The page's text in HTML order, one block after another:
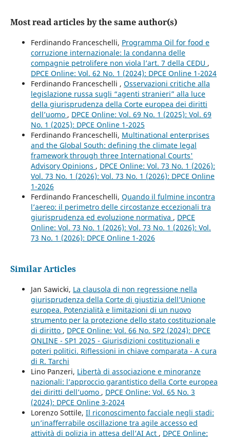
Most read articles by the same author(s)
Ferdinando Franceschelli, Programma Oil for food e
corruzione internazionale: la condanna delle
compagnie petrolifere non viola l’art. 7 della CEDU ,
DPCE Online: Vol. 62 No. 1 (2024): DPCE Online 1-2024
Ferdinando Franceschelli , Osservazioni critiche alla
legislazione russa sugli “agenti stranieri” alla luce
della giurisprudenza della Corte europea dei diritti
dell’uomo , DPCE Online: Vol. 69 No. 1 (2025): Vol. 69
No. 1 (2025): DPCE Online 1-2025
Ferdinando Franceschelli, Multinational enterprises
and the Global South: defining the climate legal
framework through three International Courts'
Advisory Opinions , DPCE Online: Vol. 73 No. 1 (2026):
Vol. 73 No. 1 (2026): Vol. 73 No. 1 (2026): DPCE Online
1-2026
Ferdinando Franceschelli, Quando il fulmine incontra
l’aereo: il perimetro delle circostanze eccezionali tra
giurisprudenza ed evoluzione normativa , DPCE
Online: Vol. 73 No. 1 (2026): Vol. 73 No. 1 (2026): Vol.
73 No. 1 (2026): DPCE Online 1-2026
Similar Articles
Jan Sawicki, La clausola di non regressione nella
giurisprudenza della Corte di giustizia dell’Unione
europea. Potenzialità e limitazioni di un nuovo
strumento per la protezione dello stato costituzionale
di diritto , DPCE Online: Vol. 66 No. SP2 (2024): DPCE
ONLINE - SP1 2025 - Giurisdizioni costituzionali e
poteri politici. Riflessioni in chiave comparata - A cura
di R. Tarchi
Lino Panzeri, Libertà di associazione e minoranze
nazionali: l’approccio garantistico della Corte europea
dei diritti dell’uomo , DPCE Online: Vol. 65 No. 3
(2024): DPCE Online 3-2024
Lorenzo Sottile, Il riconoscimento facciale negli stadi:
un’inafferrabile oscillazione tra agile accesso ed
attività di polizia in attesa dell’AI Act , DPCE Online: